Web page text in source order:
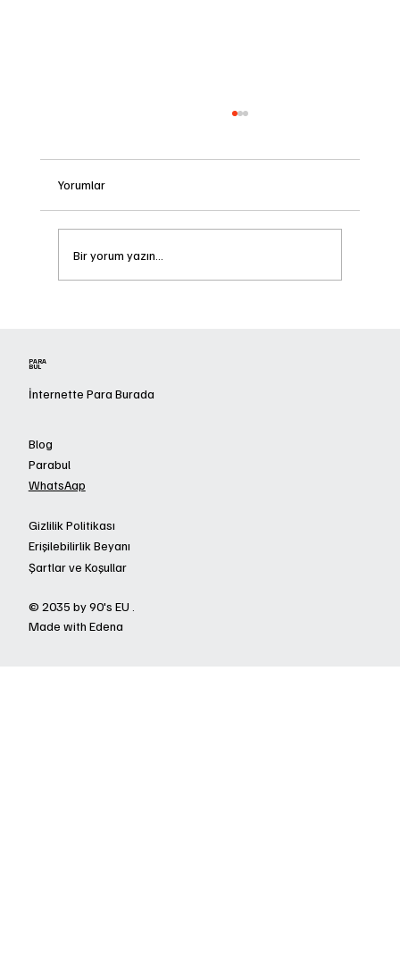
Yorumlar
Bir yorum yazın...
PARA
BUL
İnternette Para Burada
Blog
Parabul
WhatsAap
Gizlilik Politikası
Erişilebilirlik Beyanı
Şartlar ve Koşullar
© 2035 by 90's EU .
Made with Edena